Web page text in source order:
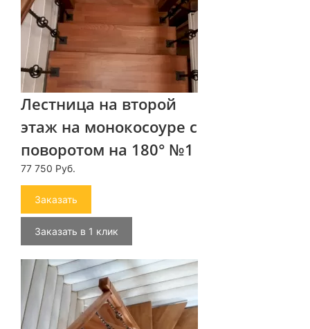
Лестница на второй
этаж на монокосоуре с
поворотом на 180° №1
77 750 Руб.
Заказать
Заказать в 1 клик